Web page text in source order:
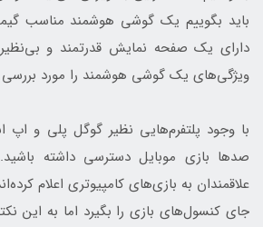
باید بگوییم یک گوشی هوشمند مناسب
دارای یک صفحه نمایش قدرتمند و بی‌نظیر
ویژگی‌های یک گوشی هوشمند را مورد بررسی
با وجود پلتفرم‌هایی نظیر گوگل پلی و اپ
صدها بازی موبایل دسترسی داشته
علاقمندان به بازی‌های کامپیوتری اعلام
جای کنسول‌های بازی را بگیرد اما به این